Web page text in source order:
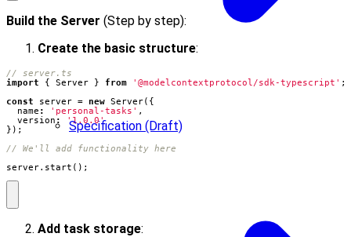
Specification (Draft)
Build the Server (Step by step):
Create the basic structure:
import
{ Server } from '@modelcontextprotocol/sdk-typescript' ;
const
server = new Server({
name : 'personal-tasks' ,
version :
'1.0.0'
});
server. start ();
Add task storage: